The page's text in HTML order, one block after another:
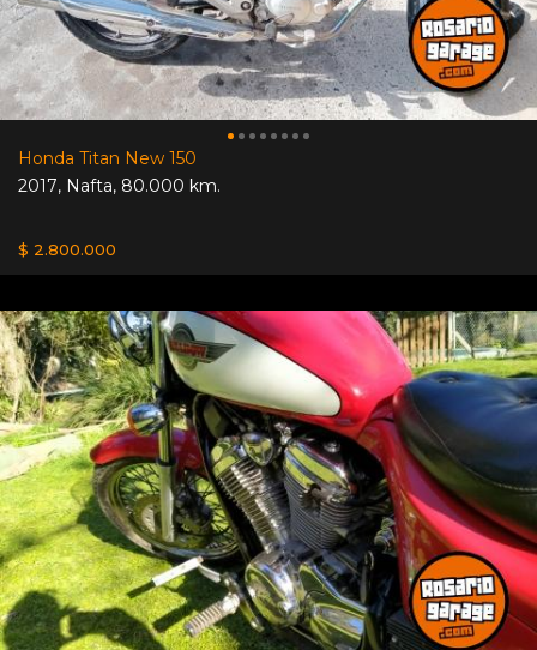
Honda Titan New 150
2017, Nafta, 80.000 km.
$ 2.800.000